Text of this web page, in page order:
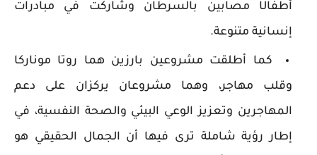
أطفالًا مصابين بالسرطان وشاركت في مبادرات
إنسانية متنوعة.
كما أطلقت مشروعين بارزين هما روتا موناركا
وقلب مهاجر، وهما مشروعان يركزان على دعم
المهاجرين وتعزيز الوعي البيئي والصحة النفسية، في
إطار رؤية شاملة ترى فيها أن الجمال الحقيقي هو